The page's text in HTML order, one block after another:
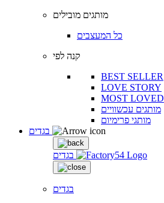
מותגים מובילים
כל המעצבים
קנה לפי
BEST SELLER
LOVE STORY
MOST LOVED
מותגים עכשוויים
מותגי פרימיום
בגדים
בגדים